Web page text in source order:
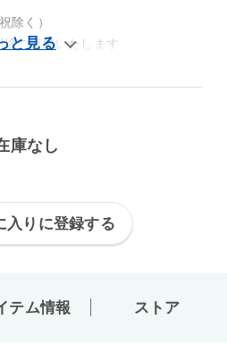
除く）
ご連絡いたします
庫なし
入りに登録する
テム情報 ストア